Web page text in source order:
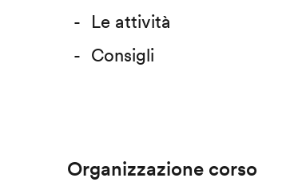
Le attività
Consigli
Organizzazione corso